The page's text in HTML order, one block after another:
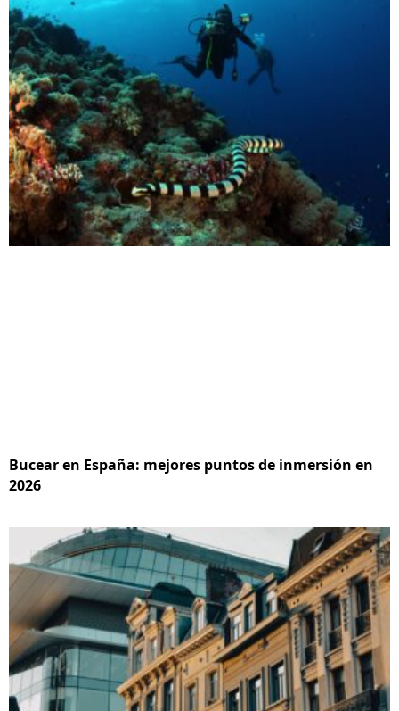
Bucear en España: mejores puntos de inmersión en
2026